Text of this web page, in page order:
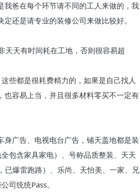
爸在每个环节请不同的工人来做的，我
还是请专业的装修公司来做比较好。
天天有时间耗在工地，否则很容易超
些都是很耗费精力的，如果是自己找人
容易上当，并且很多材料零买不一定有
广告、电视电台广告，铺天盖地都是装
包含家具家电）、号称品质整装、天天
爆雷跑路）、乐尚、天怡美、一家、兄
司统统Pass。